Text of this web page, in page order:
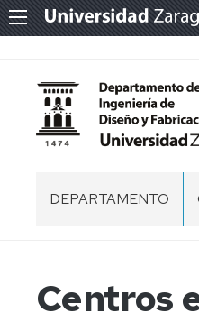
DEPARTAMENTO
ÁREAS
Centros